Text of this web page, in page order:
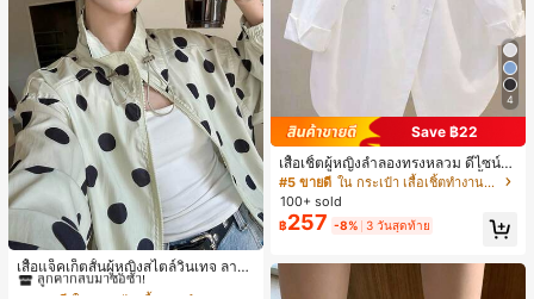
เสื้อแจ็คเก็ตสั้นผู้หญิงสไตล์วินเทจ ลายจุ
ดขนาดใหญ่ คอตั้ง เอวเข้ารูป แขนพอง
#1 ขายดี
ใน กระเป๋า เสื้อคลุมลำลอง
ลูกค้ากลับมาซื้อซ้ำ!
#1 ขายดี ใน กระเป๋า เสื้อคลุมลำลอง
#1 ขายดี ใน กระเป๋า เสื้อคลุมลำลอง
4
Save ฿22
เสื้อเชิ้ตผู้หญิงลำลองทรงหลวม ดีไซน์ผ่
าหลัง คอปกพับ แขนยาว ผ้าทอสีพื้น กร
ะเป๋าผ่าหน้าติดกระดุม สไตล์เรียบหรูสำ
หรับใส่ไปทำงานและใส่ประจำวัน ฤดูใ
บไม้ผลิ/ใบไม้ร่วง สีขาว ลุคสมาร์ทแคช
#5 ขายดี
ใน กระเป๋า เสื้อเชิ้ตทำงานมีกระเป๋า
100+ sold
฿257 -8% 3 วันสุดท้าย